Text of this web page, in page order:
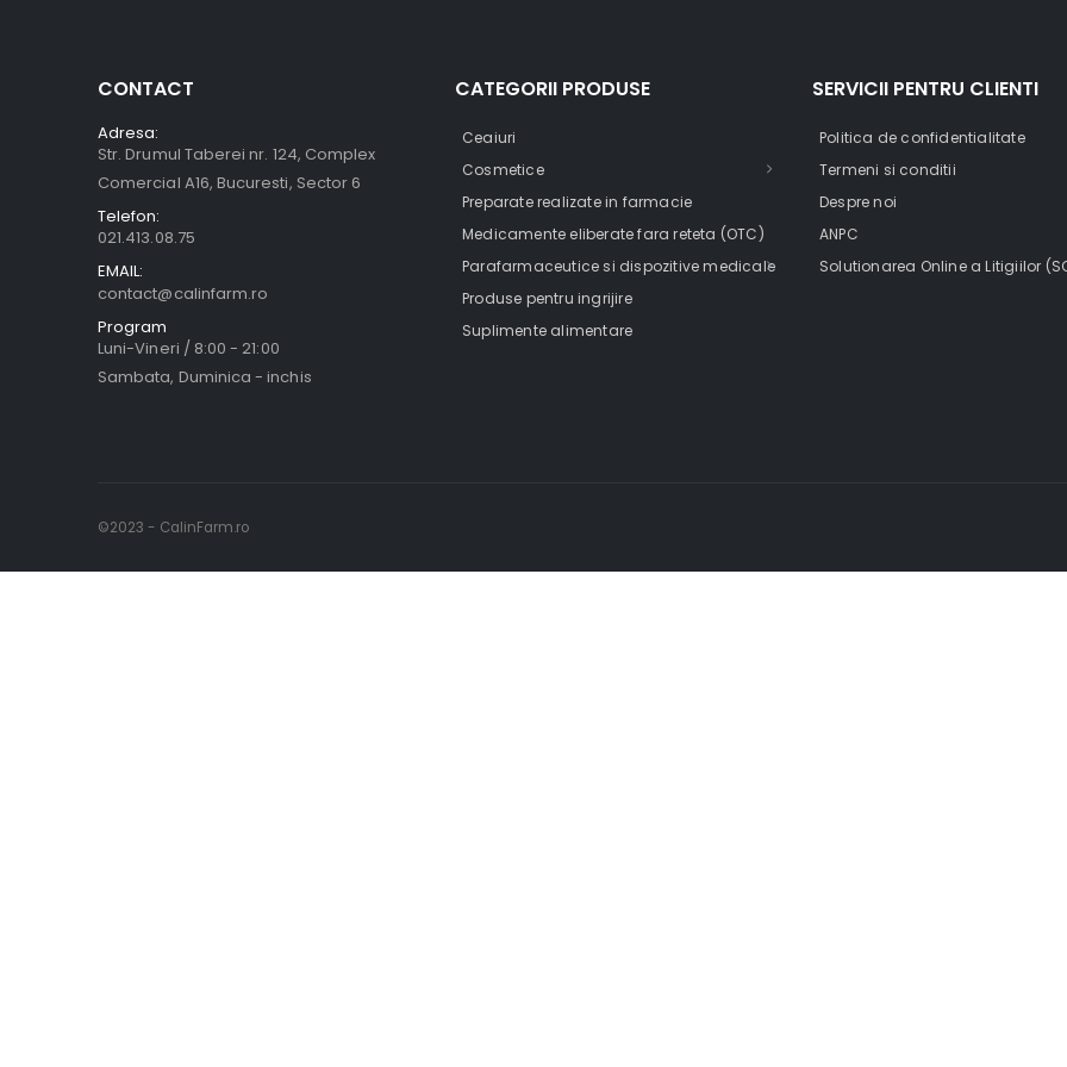
CONTACT
Adresa:
Str. Drumul Taberei nr. 124, Complex
Comercial A16, Bucuresti, Sector 6
Telefon:
021.413.08.75
EMAIL:
contact@calinfarm.ro
Program
Luni-Vineri / 8:00 - 21:00
Sambata, Duminica - inchis
CATEGORII PRODUSE
Ceaiuri
Cosmetice
Preparate realizate in farmacie
Medicamente eliberate fara reteta (OTC)
Parafarmaceutice si dispozitive medicale
Produse pentru ingrijire
Suplimente alimentare
SERVICII PENTRU CLIENTI
Politica de confidentialitate
Termeni si conditii
Despre noi
ANPC
Solutionarea Online a Litigiilor
©2023 - CalinFarm.ro